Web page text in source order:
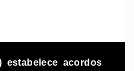
estabelece acordos